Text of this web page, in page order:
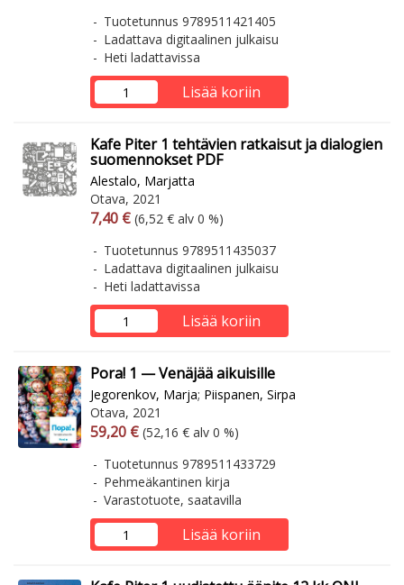
Tuotetunnus 9789511421405
Ladattava digitaalinen julkaisu
Heti ladattavissa
Lisää koriin
Kafe Piter 1 tehtävien ratkaisut ja dialogien
suomennokset PDF
Alestalo, Marjatta
Otava, 2021
Arvonlisäverollinen hinta
7,40 € Arvonlisäveroton hinta
(6,52 € alv 0 %)
Tuotetunnus 9789511435037
Ladattava digitaalinen julkaisu
Heti ladattavissa
Lisää koriin
Pora! 1 — Venäjää aikuisille
Jegorenkov, Marja; Piispanen, Sirpa
Otava, 2021
Arvonlisäverollinen hinta
59,20 € Arvonlisäveroton hinta
(52,16 € alv 0 %)
Tuotetunnus 9789511433729
Pehmeäkantinen kirja
Varastotuote, saatavilla
Lisää koriin